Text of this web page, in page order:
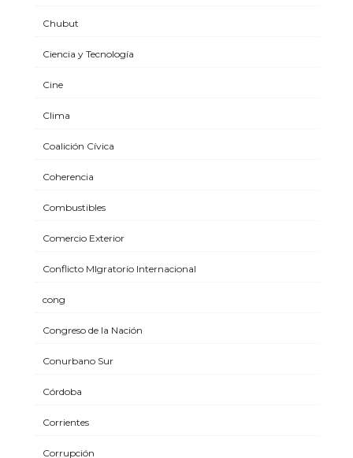
Chubut
Ciencia y Tecnología
Cine
Clima
Coalición Cívica
Coherencia
Combustibles
Comercio Exterior
Conflicto MIgratorio Internacional
cong
Congreso de la Nación
Conurbano Sur
Córdoba
Corrientes
Corrupción